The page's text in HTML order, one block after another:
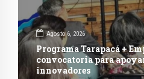
Agosto 6, 2026
Programa Tarapacá +
convocatoria para
innovadores